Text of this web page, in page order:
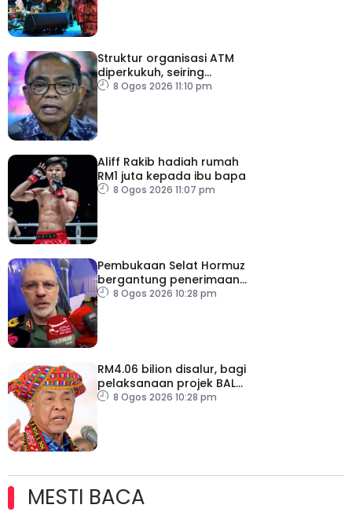
Struktur organisasi ATM
diperkukuh, seiring
pemodenan aset
8 Ogos 2026 11:10 pm
Aliff Rakib hadiah rumah
RM1 juta kepada ibu bapa
8 Ogos 2026 11:07 pm
Pembukaan Selat Hormuz
bergantung penerimaan
AS – IRGC
8 Ogos 2026 10:28 pm
RM4.06 bilion disalur, bagi
pelaksanaan projek BALB
di Sabah
8 Ogos 2026 10:28 pm
MESTI BACA